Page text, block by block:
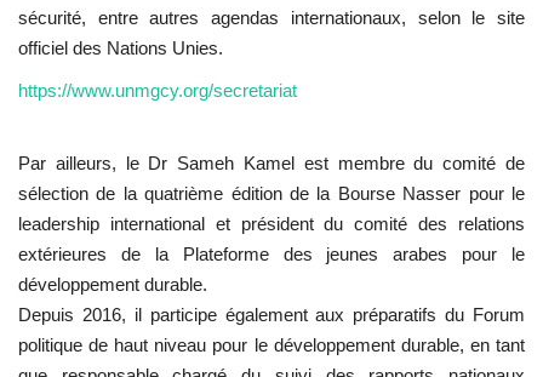
French Arabic
sécurité, entre autres agendas internationaux, selon le site
officiel des Nations Unies.
https://www.unmgcy.org/secretariat
Par ailleurs, le Dr Sameh Kamel est membre du comité de
sélection de la quatrième édition de la Bourse Nasser pour le
leadership international et président du comité des relations
extérieures de la Plateforme des jeunes arabes pour le
développement durable.
Depuis 2016, il participe également aux préparatifs du Forum
politique de haut niveau pour le développement durable, en tant